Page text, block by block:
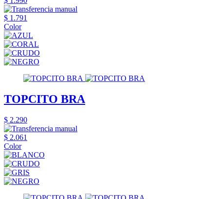
$ 1.791
Color
TOPCITO BRA
$ 2.290
$ 2.061
Color